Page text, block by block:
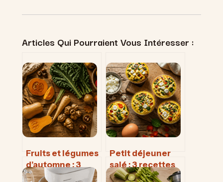
Articles Qui Pourraient Vous Intéresser :
Fruits et légumes
d’automne : 3
réflexes pour
Petit déjeuner
salé : 3 recettes
meal prep pour